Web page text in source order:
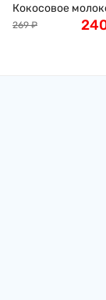
Кокосовое
AROY-D, 400мл
269 ₽